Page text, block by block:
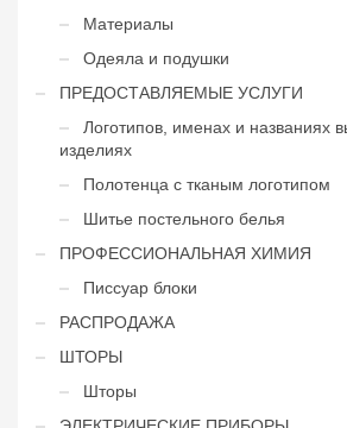
Материалы
Одеяла и подушки
ПРЕДОСТАВЛЯЕМЫЕ УСЛУГИ
Логотипов, именах и названиях
изделиях
Полотенца с тканым логотипом
Шитье постельного белья
ПРОФЕССИОНАЛЬНАЯ ХИМИЯ
Писсуар блоки
РАСПРОДАЖА
ШТОРЫ
Шторы